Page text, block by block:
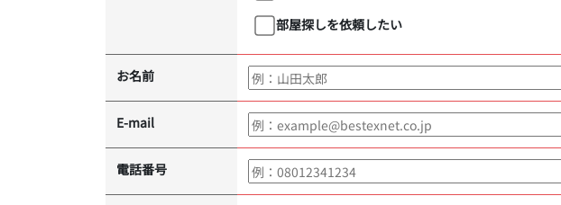
部屋探しを依頼したい
お名前
E-mail
電話番号